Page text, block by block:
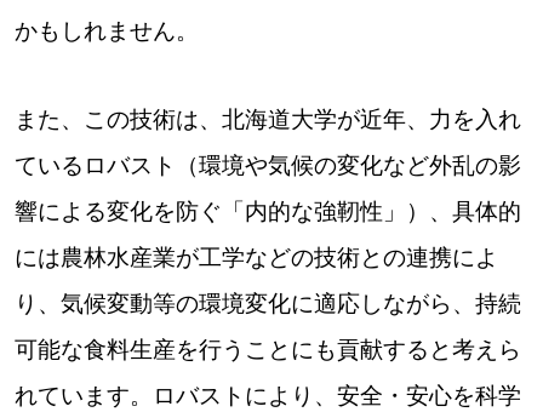
かもしれません。
また、この技術は、北海道大学が近年、力を入れ
ているロバスト（環境や気候の変化など外乱の影
響による変化を防ぐ「内的な強靭性」）、具体的
には農林水産業が工学などの技術との連携によ
り、気候変動等の環境変化に適応しながら、持続
可能な食料生産を行うことにも貢献すると考えら
れています。ロバストにより、安全・安心を科学